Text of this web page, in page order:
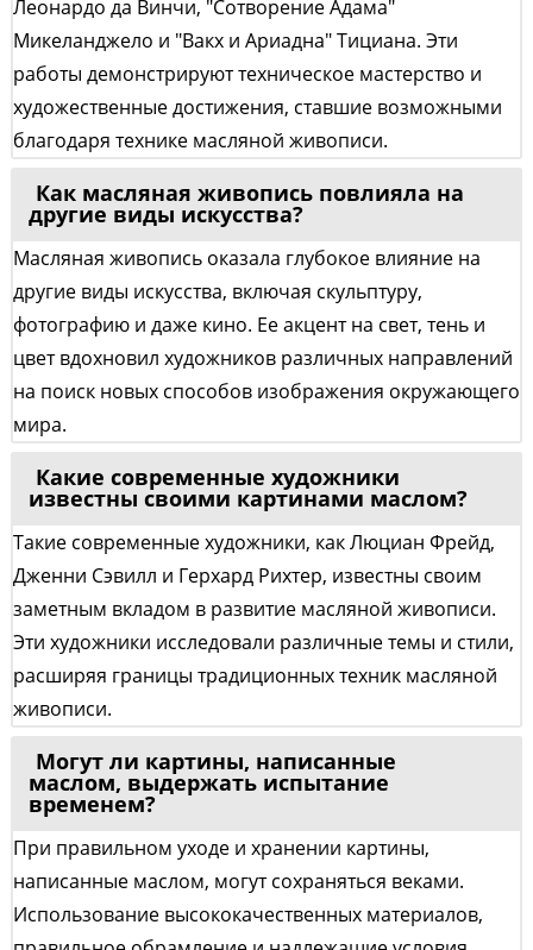
Леонардо да Винчи, "Сотворение Адама"
Микеланджело и "Вакх и Ариадна" Тициана. Эти
работы демонстрируют техническое мастерство и
художественные достижения, ставшие возможными
благодаря технике масляной живописи.
Как масляная живопись повлияла на
другие виды искусства?
Масляная живопись оказала глубокое влияние на
другие виды искусства, включая скульптуру,
фотографию и даже кино. Ее акцент на свет, тень и
цвет вдохновил художников различных направлений
на поиск новых способов изображения окружающего
мира.
Какие современные художники
известны своими картинами маслом?
Такие современные художники, как Люциан Фрейд,
Дженни Сэвилл и Герхард Рихтер, известны своим
заметным вкладом в развитие масляной живописи.
Эти художники исследовали различные темы и стили,
расширяя границы традиционных техник масляной
живописи.
Могут ли картины, написанные
маслом, выдержать испытание
временем?
При правильном уходе и хранении картины,
написанные маслом, могут сохраняться веками.
Использование высококачественных материалов,